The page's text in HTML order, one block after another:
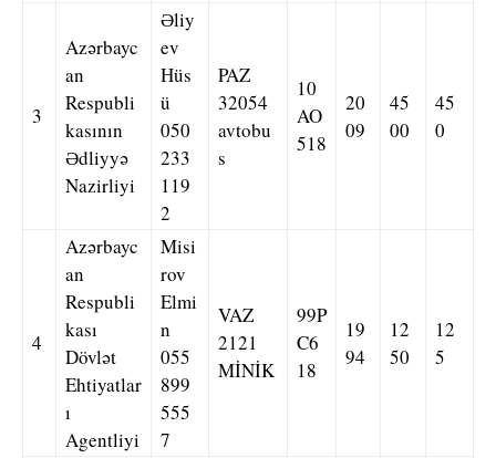
3
Azərbayc
an
Respubli
kasının
Ədliyyə
Nazirliyi
Əliy
ev
Hüs
ü
050
233
119
2
PAZ
32054
avtobu
s
10
AO
518
20
09
45
00
45
0
4
Azərbayc
an
Respubli
kası
Dövlət
Ehtiyatlar
ı
Agentliyi
Misi
rov
Elmi
n
055
899
555
7
VAZ
2121
MİNİK
99P
C6
18
19
94
12
50
12
5